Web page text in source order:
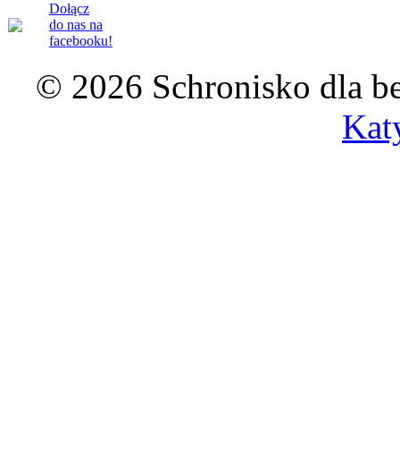
Dołącz
do nas na
facebooku!
© 2026 Schronisko dla